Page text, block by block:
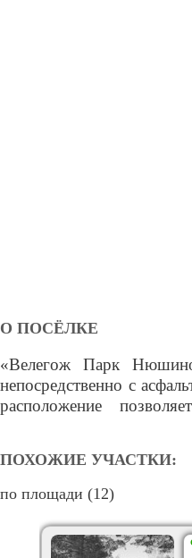
О ПОСЁЛКЕ
«Велегож Парк
непосредственно с
расположение
обеспечения
обслуживание.
ПОХОЖИЕ УЧАСТКИ:
по площади (12)